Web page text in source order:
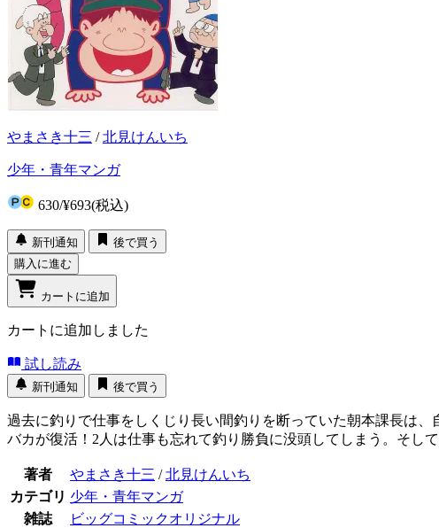
やまさき十三 /北見けんいち
少年・青年マンガ
630/¥693(税込)
新刊通知
後で買う
購入に進む
カートに追加
カートに追加しました
試し読み
新刊通知 後で買う
過去に釣りで仕事をしくじり長い間釣りを断っていた朝本課長は
バカが復活！2人は仕事も忘れて釣り勝負に没頭してしまう。そし
著者 やまさき十三 /北見けんいち
カテゴリ 少年・青年マンガ
雑誌
ビッグコミックオリジナル